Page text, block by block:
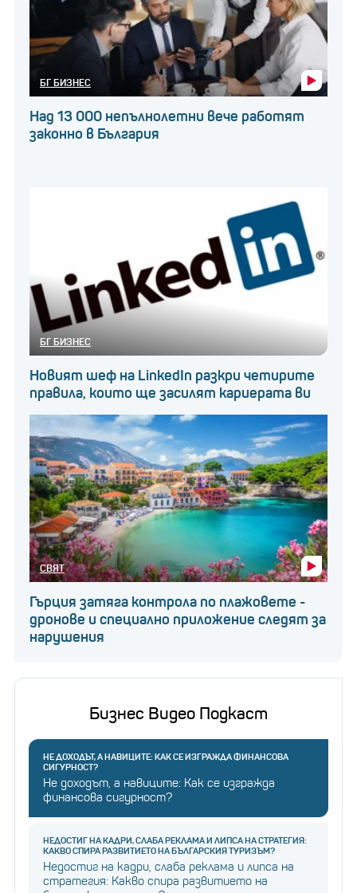
БГ БИЗНЕС
Над 13 000 непълнолетни вече работят
законно в България
БГ БИЗНЕС
Новият шеф на LinkedIn разкри четирите
правила, които ще засилят кариерата ви
СВЯТ
Гърция затяга контрола по плажовете -
дронове и специално приложение следят за
нарушения
Бизнес Видео Подкаст
НЕ ДОХОДЪТ, А НАВИЦИТЕ: КАК СЕ ИЗГРАЖДА ФИНАНСОВА
СИГУРНОСТ?
Не доходът, а навиците: Как се изгражда
финансова сигурност?
НЕДОСТИГ НА КАДРИ, СЛАБА РЕКЛАМА И ЛИПСА НА СТРАТЕГИЯ:
КАКВО СПИРА РАЗВИТИЕТО НА БЪЛГАРСКИЯ ТУРИЗЪМ?
Недостиг на кадри, слаба реклама и липса на
стратегия: Какво спира развитието на